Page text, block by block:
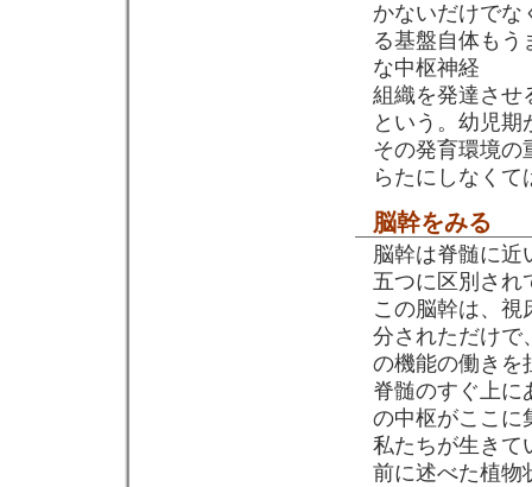
かないだけでな
る基盤自体もう
な中枢神経
組織を発達させ
という。幼児
その発育環境の
らたにしなくて
脳幹をみる
脳幹は脊髄に近
五つに区別され
この脳幹は、視
分されただけで
の機能の働きを
脊髄のすぐ上に
の中枢がここに
私たちが生きて
前に述べた植物